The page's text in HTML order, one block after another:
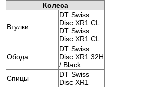
Колеса
Втулки
DT Swiss
Disc XR1 CL
DT Swiss
Disc XR1 CL
Обода
DT Swiss
Disc XR1 32H
/ Black
Спицы
DT Swiss
Disc XR1